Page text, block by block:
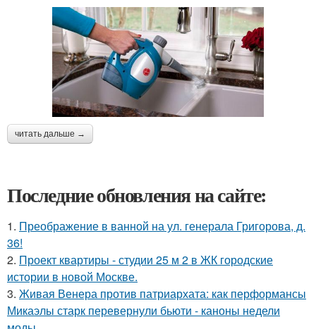
читать дальше →
Последние обновления на сайте:
1. Преображение в ванной на ул. генерала Григорова, д.
36!
2. Проект квартиры - студии 25 м 2 в ЖК городские
истории в новой Москве.
3. Живая Венера против патриархата: как перформансы
Микаэлы старк перевернули бьюти - каноны недели